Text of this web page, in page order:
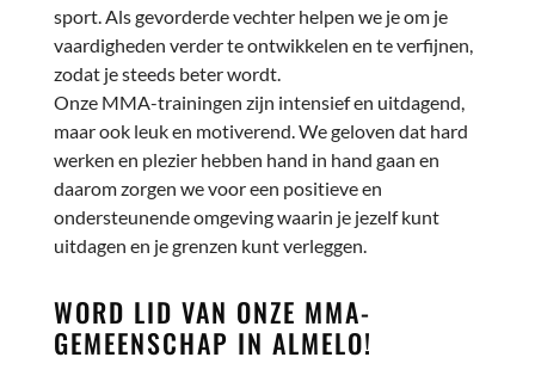
sport. Als gevorderde vechter helpen we je om je
vaardigheden verder te ontwikkelen en te verfijnen,
zodat je steeds beter wordt.
Onze MMA-trainingen zijn intensief en uitdagend,
maar ook leuk en motiverend. We geloven dat hard
werken en plezier hebben hand in hand gaan en
daarom zorgen we voor een positieve en
ondersteunende omgeving waarin je jezelf kunt
uitdagen en je grenzen kunt verleggen.
WORD LID VAN ONZE MMA-
GEMEENSCHAP IN ALMELO!